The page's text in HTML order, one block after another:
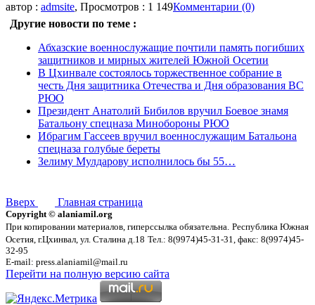
автор : admsite, Просмотров : 1 149Комментарии (0)
Другие новости по теме :
Абхазские военнослужащие почтили память погибших
защитников и мирных жителей Южной Осетии
В Цхинвале состоялось торжественное собрание в
честь Дня защитника Отечества и Дня образования ВС
РЮО
Президент Анатолий Бибилов вручил Боевое знамя
Батальону спецназа Минобороны РЮО
Ибрагим Гассеев вручил военнослужащим Батальона
спецназа голубые береты
Зелиму Мулдарову исполнилось бы 55…
Вверх Главная страница
Copyright © alaniamil.org
При копировании материалов, гиперссылка обязательна. Республика Южная
Осетия, г.Цхинвал, ул. Сталина д.18 Тел.: 8(9974)45-31-31, факс: 8(9974)45-
32-95
E-mail: press.alaniamil@mail.ru
Перейти на полную версию сайта